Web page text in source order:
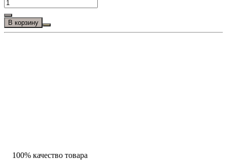
В корзину
100% качество товара